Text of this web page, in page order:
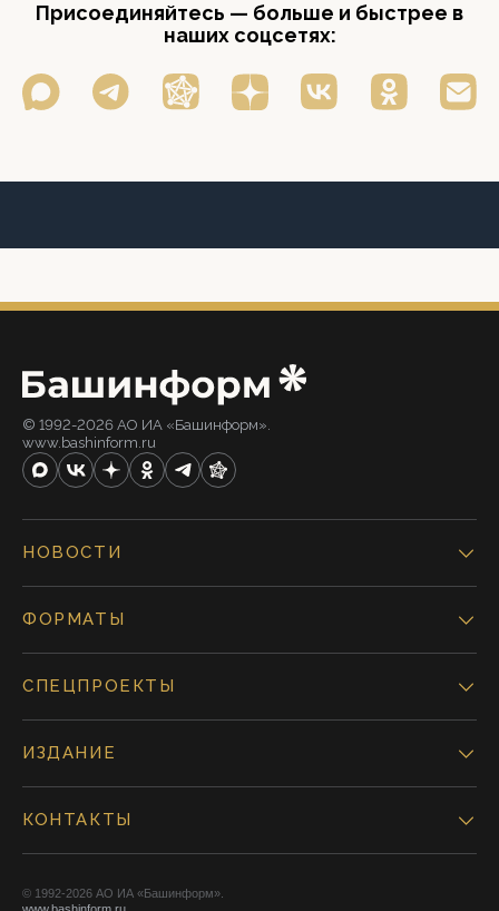
Присоединяйтесь — больше и быстрее в
наших соцсетях:
© 1992-2026 АО ИА «Башинформ».
www.bashinform.ru
НОВОСТИ
ФОРМАТЫ
СПЕЦПРОЕКТЫ
ИЗДАНИЕ
КОНТАКТЫ
© 1992-2026 АО ИА «Башинформ».